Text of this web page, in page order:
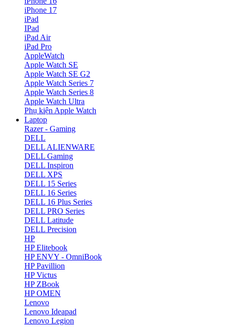
iPhone 17
iPad
IPad
iPad Air
iPad Pro
AppleWatch
Apple Watch SE
Apple Watch SE G2
Apple Watch Series 7
Apple Watch Series 8
Apple Watch Ultra
Phụ kiện Apple Watch
Laptop
Razer - Gaming
DELL
DELL ALIENWARE
DELL Gaming
DELL Inspiron
DELL XPS
DELL 15 Series
DELL 16 Series
DELL 16 Plus Series
DELL PRO Series
DELL Latitude
DELL Precision
HP
HP Elitebook
HP ENVY - OmniBook
HP Pavillion
HP Victus
HP ZBook
HP OMEN
Lenovo
Lenovo Ideapad
Lenovo Legion